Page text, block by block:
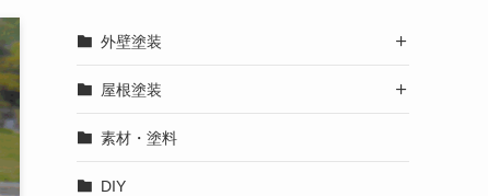
外壁塗装 
屋根塗装 
素材・塗料
DIY